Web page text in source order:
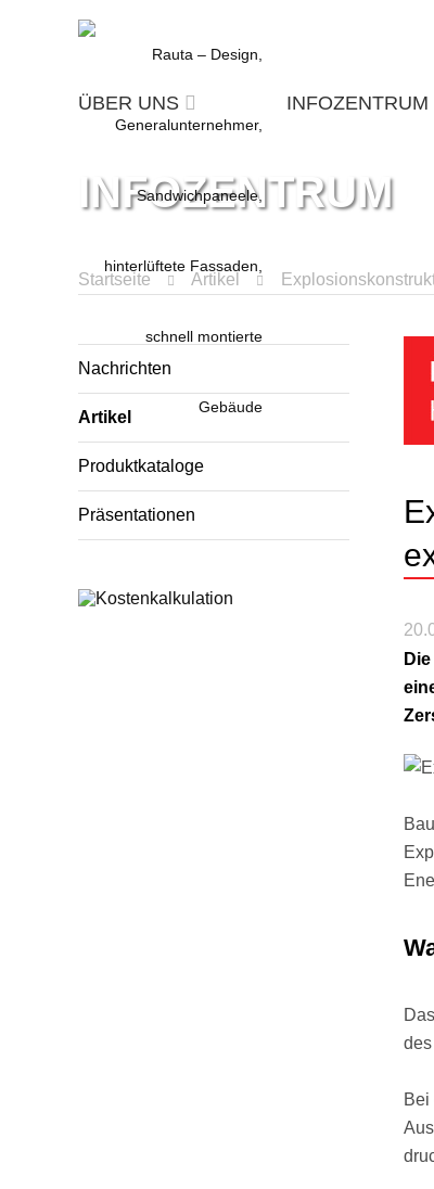
ÜBER UNS INFOZENTRUM
INFOZENTRUM
Startseite Artikel
Nachrichten
Artikel
Produktkataloge
Präsentationen
Bei